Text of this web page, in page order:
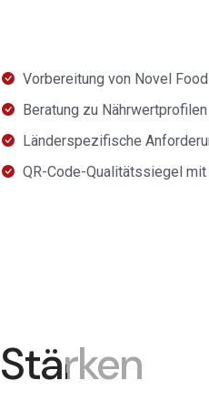
Vorbereitung von Novel
Beratung zu
Länderspezifische
QR-Code-Qualitätssiegel